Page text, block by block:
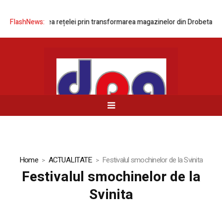
FlashNews:
modernizarea rețelei prin transformarea magazinelor din Drobeta-
Home ACTUALITATE Festivalul smochinelor de la Svinita
Festivalul smochinelor de la
Svinita